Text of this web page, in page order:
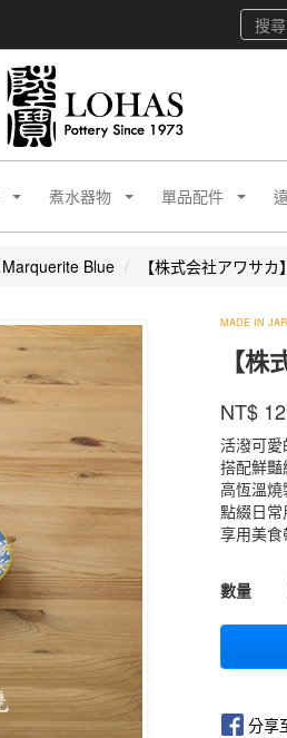
煮水器物 單品配件
Marquerite Blue 【株式会社アワサ
MADE IN
【
商品代號
品牌
NT$
活潑可
搭配鮮
高恆溫
點綴日
享用美
數量
分享